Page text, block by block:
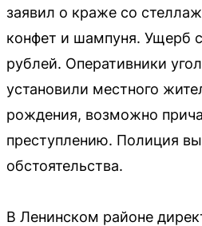
заявил о краже со
конфет и шампуня. Ущерб
рублей. Оперативники
установили местного
рождения, возможно
преступлению. Полиция
обстоятельства.
В Ленинском районе